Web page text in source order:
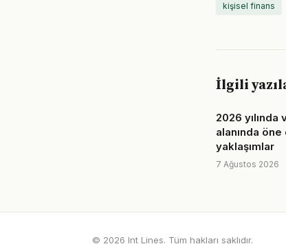
kişisel finans
İlgili
2026 yılında
alanında öne
yaklaşımlar
7 Ağustos 2026
© 2026 Int Lines. Tüm hakları saklıdır.